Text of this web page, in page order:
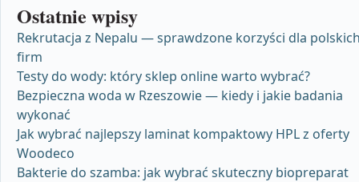
Ostatnie wpisy
Rekrutacja z Nepalu — sprawdzone korzyści dla
firm
Testy do wody: który sklep online warto wybrać?
Bezpieczna woda w Rzeszowie — kiedy i jakie badania
wykonać
Jak wybrać najlepszy laminat kompaktowy HPL z oferty
Woodeco
Bakterie do szamba: jak wybrać skuteczny biopreparat